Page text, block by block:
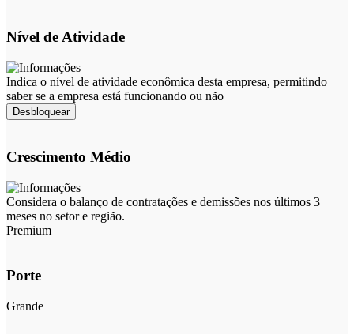
Nível de Atividade
Indica o nível de atividade econômica desta empresa, permitindo
saber se a empresa está funcionando ou não
Desbloquear
Crescimento Médio
Considera o balanço de contratações e demissões nos últimos 3
meses no setor e região.
Premium
Porte
Grande